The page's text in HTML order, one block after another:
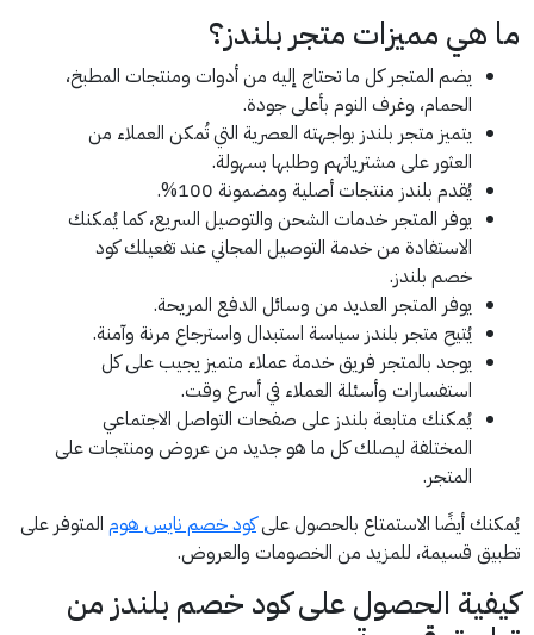
ما هي مميزات متجر بلندز؟
يضم المتجر كل ما تحتاج إليه من أدوات ومنتجات المطبخ،
الحمام، وغرف النوم بأعلى جودة.
يتميز متجر بلندز بواجهته العصرية التي تُمكن العملاء من
العثور على مشترياتهم وطلبها بسهولة.
يُقدم بلندز منتجات أصلية ومضمونة 100%.
يوفر المتجر خدمات الشحن والتوصيل السريع، كما يُمكنك
الاستفادة من خدمة التوصيل المجاني عند تفعيلك كود
خصم بلندز.
يوفر المتجر العديد من وسائل الدفع المريحة.
يُتيح متجر بلندز سياسة استبدال واسترجاع مرنة وآمنة.
يوجد بالمتجر فريق خدمة عملاء متميز يجيب على كل
استفسارات وأسئلة العملاء في أسرع وقت.
يُمكنك متابعة بلندز على صفحات التواصل الاجتماعي
المختلفة ليصلك كل ما هو جديد من عروض ومنتجات على
المتجر.
يُمكنك أيضًا الاستمتاع بالحصول علىكود خصم نايس هوم المتوفر على
تطبيق قسيمة، للمزيد من الخصومات والعروض.
كيفية الحصول على كود خصم بلندز من